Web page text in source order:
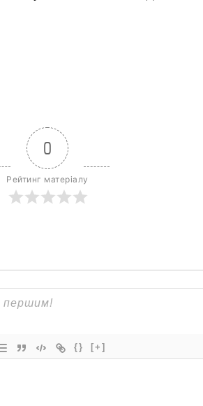
0
Рейтинг матеріалу
{} [+]